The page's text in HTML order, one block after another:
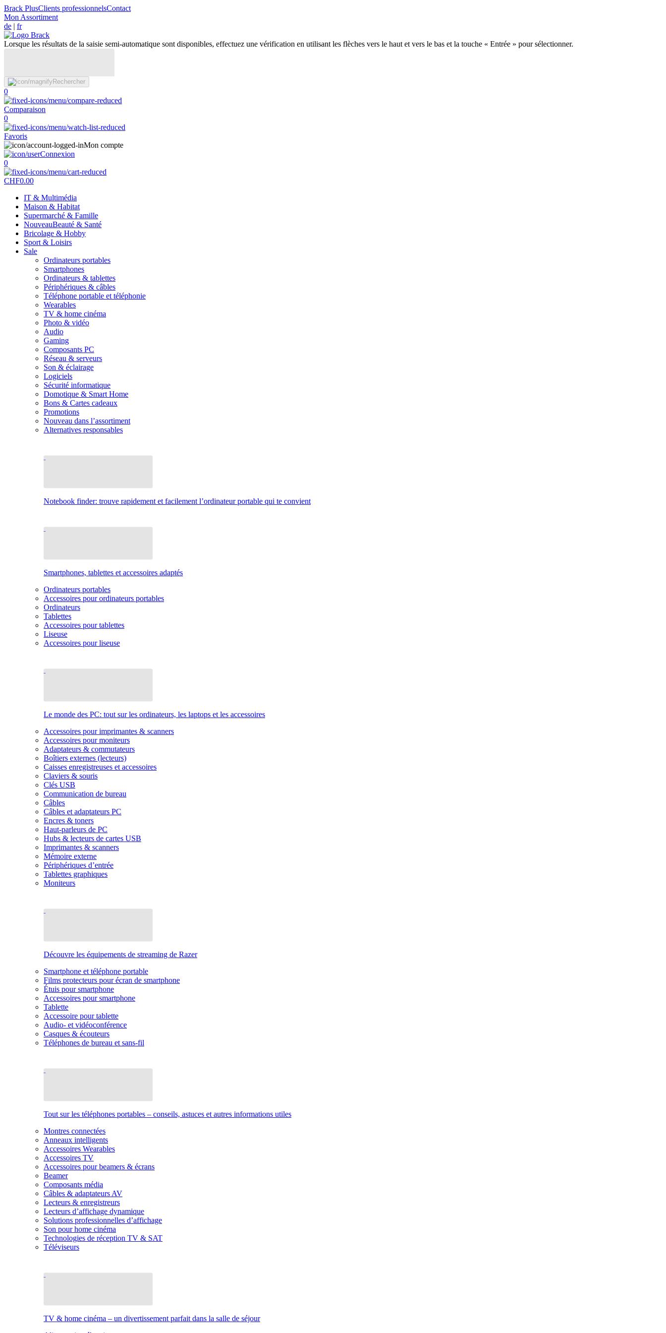
Brack PlusClients professionnelsContact
Mon Assortiment
de | fr
Lorsque les résultats de la saisie semi-automatique sont disponibles, effectuez une vérification en utilisant les flèches vers le haut et vers le bas et la touche « Entrée » pour sélectionner.
Rechercher
0
Comparaison
0
Favoris
Mon compte
Connexion
0
CHF0.00
IT & Multimédia
Maison & Habitat
Supermarché & Famille
NouveauBeauté & Santé
Bricolage & Hobby
Sport & Loisirs
Sale
Ordinateurs portables
Smartphones
Ordinateurs & tablettes
Périphériques & câbles
Téléphone portable et téléphonie
Wearables
TV & home cinéma
Photo & vidéo
Audio
Gaming
Composants PC
Réseau & serveurs
Son & éclairage
Logiciels
Sécurité informatique
Domotique & Smart Home
Bons & Cartes cadeaux
Promotions
Nouveau dans l’assortiment
Alternatives responsables
Notebook finder: trouve rapidement et facilement l’ordinateur portable qui te convient
Smartphones, tablettes et accessoires adaptés
Ordinateurs portables
Accessoires pour ordinateurs portables
Ordinateurs
Tablettes
Accessoires pour tablettes
Liseuse
Accessoires pour liseuse
Le monde des PC: tout sur les ordinateurs, les laptops et les accessoires
Accessoires pour imprimantes & scanners
Accessoires pour moniteurs
Adaptateurs & commutateurs
Boîtiers externes (lecteurs)
Caisses enregistreuses et accessoires
Claviers & souris
Clés USB
Communication de bureau
Câbles
Câbles et adaptateurs PC
Encres & toners
Haut-parleurs de PC
Hubs & lecteurs de cartes USB
Imprimantes & scanners
Mémoire externe
Périphériques d’entrée
Tablettes graphiques
Moniteurs
Découvre les équipements de streaming de Razer
Smartphone et téléphone portable
Films protecteurs pour écran de smartphone
Étuis pour smartphone
Accessoires pour smartphone
Tablette
Accessoire pour tablette
Audio- et vidéoconférence
Casques & écouteurs
Téléphones de bureau et sans-fil
Tout sur les téléphones portables – conseils, astuces et autres informations utiles
Montres connectées
Anneaux intelligents
Accessoires Wearables
Accessoires TV
Accessoires pour beamers & écrans
Beamer
Composants média
Câbles & adaptateurs AV
Lecteurs & enregistreurs
Lecteurs d’affichage dynamique
Solutions professionnelles d’affichage
Son pour home cinéma
Technologies de réception TV & SAT
Téléviseurs
TV & home cinéma – un divertissement parfait dans la salle de séjour